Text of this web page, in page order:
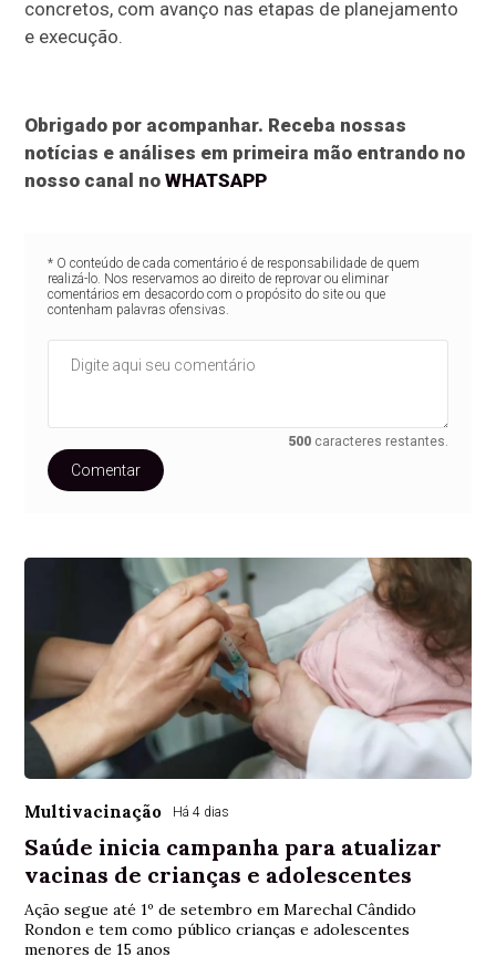
concretos, com avanço nas etapas de planejamento
e execução.
Obrigado por acompanhar. Receba nossas
notícias e análises em primeira mão entrando no
nosso canal noWHATSAPP
* O conteúdo de cada comentário é de responsabilidade de quem
realizá-lo. Nos reservamos ao direito de reprovar ou eliminar
comentários em desacordo com o propósito do site ou que
contenham palavras ofensivas.
500 caracteres restantes.
Comentar
Multivacinação Há 4 dias
Saúde inicia campanha para atualizar
vacinas de crianças e adolescentes
Ação segue até 1º de setembro em Marechal Cândido
Rondon e tem como público crianças e adolescentes
menores de 15 anos